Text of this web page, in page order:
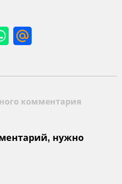
комментария
нужно